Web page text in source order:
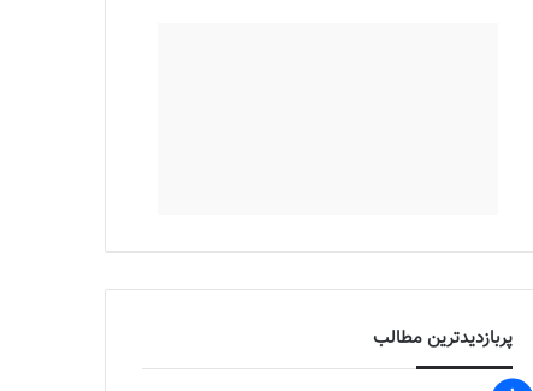
پربازدیدترین مطالب